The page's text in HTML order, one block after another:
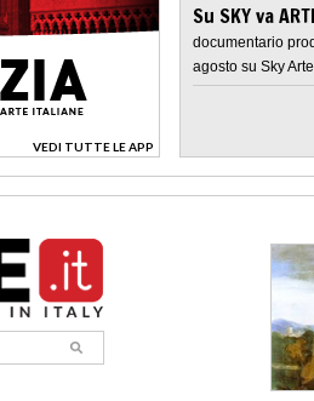
VEDI TUTTE LE APP
>
Su SKY va
documentario
agosto su Sky Arte